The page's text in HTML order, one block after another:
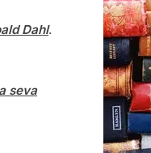
Dahl.
seva